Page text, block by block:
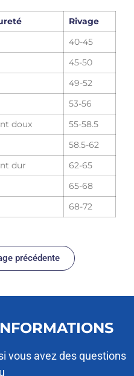
Rivage
40-45
45-50
49-52
53-56
doux
55-58.5
58.5-62
dur
62-65
65-68
68-72
précédente
vous avez des questions